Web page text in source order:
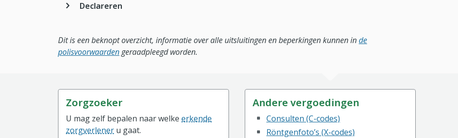
Declareren
Dit is een beknopt overzicht, informatie over alle uitsluitingen en beperkingen kunnen inde
polisvoorwaardengeraadpleegd worden.
Zorgzoeker
U mag zelf bepalen naar welke erkende
zorgverlener u gaat.
Andere vergoedingen
Consulten (C-codes)
Röntgenfoto’s (X-codes)